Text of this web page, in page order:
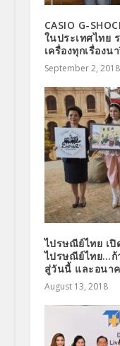
CASIO G-
ในประเทศไทย
เครื่องทุกเรื่องน
September 2, 2018
ไปรษณีย์ไทย เปิ
ไปรษณีย์ไทย…ก้
สู่วันนี้ และอนา
August 13, 2018